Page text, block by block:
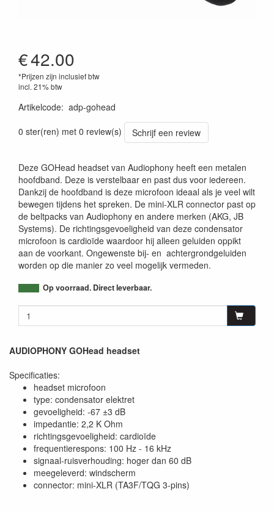
€42.00
*Prijzen zijn inclusief btw
incl. 21% btw
Artikelcode: adp-gohead
0 ster(ren) met 0 review(s)
Schrijf een review
Deze GOHead headset van Audiophony heeft een metalen
hoofdband. Deze is verstelbaar en past dus voor iedereen.
Dankzij de hoofdband is deze microfoon ideaal als je veel wilt
bewegen tijdens het spreken. De mini-XLR connector past op
de beltpacks van Audiophony en andere merken (AKG, JB
Systems). De richtingsgevoeligheid van deze condensator
microfoon is cardioïde waardoor hij alleen geluiden oppikt
aan de voorkant. Ongewenste bij- en achtergrondgeluiden
worden op die manier zo veel mogelijk vermeden.
Op voorraad. Direct leverbaar.
AUDIOPHONY GOHead headset
Specificaties:
headset microfoon
type: condensator elektret
gevoeligheid: -67 ±3 dB
impedantie: 2,2 K Ohm
richtingsgevoeligheid: cardioïde
frequentierespons: 100 Hz - 16 kHz
signaal-ruisverhouding: hoger dan 60 dB
meegeleverd: windscherm
connector: mini-XLR (TA3F/TQG 3-pins)